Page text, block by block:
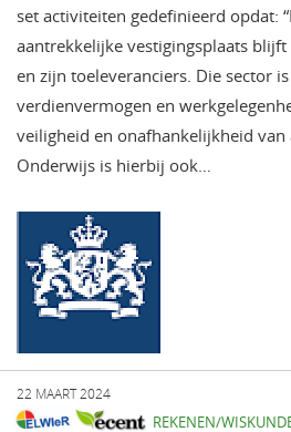
set activiteiten gedefinieerd opdat:
aantrekkelijke vestigingsplaats
en zijn toeleveranciers. Die sector
verdienvermogen en
veiligheid en onafhankelijkheid van
Onderwijs is hierbij ook…
22 MAART 2024
REKENEN/